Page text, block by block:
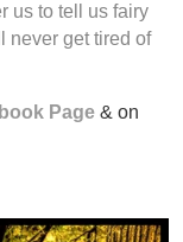
us to tell us fairy
never get tired of
Page & on